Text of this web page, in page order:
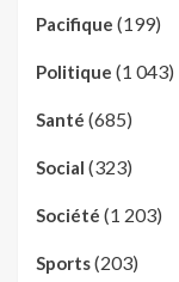
Pacifique (199)
Politique (1 043)
Santé (685)
Social (323)
Société (1 203)
Sports(203)